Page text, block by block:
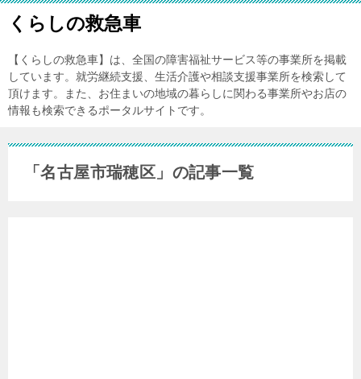
くらしの救急車
【くらしの救急車】は、全国の障害福祉サービス等の事業所を掲載
しています。就労継続支援、生活介護や相談支援事業所を検索して
頂けます。また、お住まいの地域の暮らしに関わる事業所やお店の
情報も検索できるポータルサイトです。
「名古屋市瑞穂区」の記事一覧